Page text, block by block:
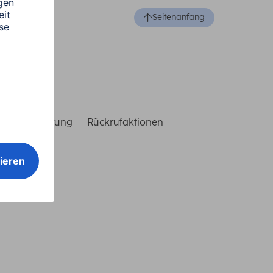
Seitenanfang
Rückrufaktionen